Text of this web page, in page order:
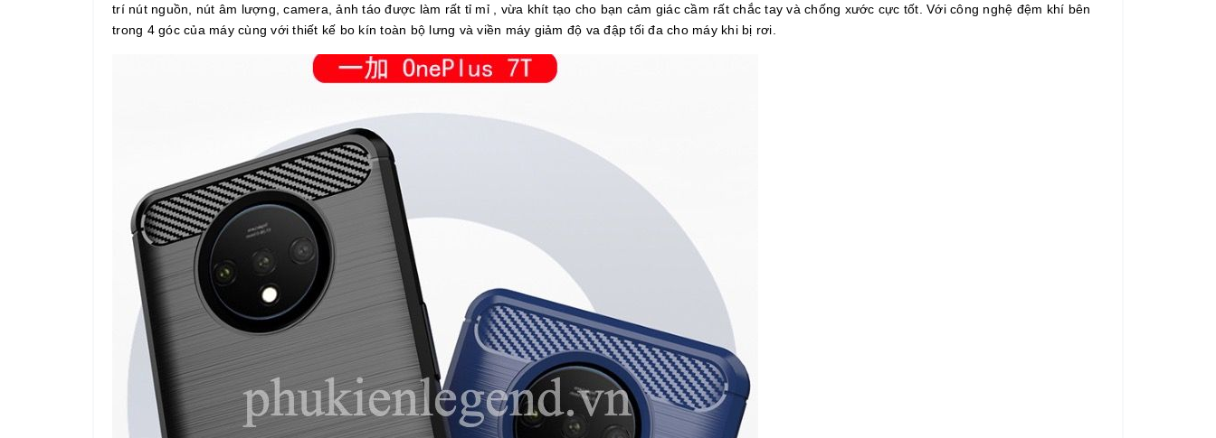
trí nút nguồn, nút âm lượng, camera, ảnh táo được làm rất tỉ mỉ , vừa khít tạo cho bạn cảm giác cầm rất chắc tay và chống xước cực tốt. Với công nghệ đệm khí bên
trong 4 góc của máy cùng với thiết kế bo kín toàn bộ lưng và viền máy giảm độ va đập tối đa cho máy khi bị rơi.